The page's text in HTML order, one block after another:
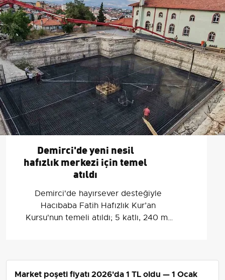
Demirci'de yeni nesil
hafızlık merkezi için temel
atıldı
Demirci'de hayırsever desteğiyle
Hacıbaba Fatih Hafızlık Kur’an
Kursu'nun temeli atıldı; 5 katlı, 240 m²
Market poşeti fiyatı 2026'da 1 TL oldu — 1 Ocak